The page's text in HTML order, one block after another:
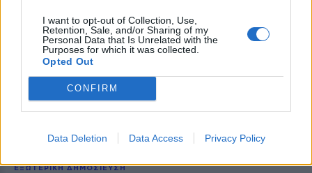
I want to opt-out of Collection, Use,
Retention, Sale, and/or Sharing of my
Personal Data that Is Unrelated with the
Purposes for which it was collected.
Opted Out
CONFIRM
Data Deletion Data Access Privacy Policy
ΕΞΩΤΕΡΙΚΗ ΔΗΜΟΣΙΕΥΣΗ
Θέσεις απασχόλησης στο
Oxygen Academy
Για τα Κέντρα Δημιουργικής
Απασχόλησης σε Μυτιλήνη,
Καλλονή και Γέρα
ΕΞΩΤΕΡΙΚΗ ΔΗΜΟΣΙΕΥΣΗ